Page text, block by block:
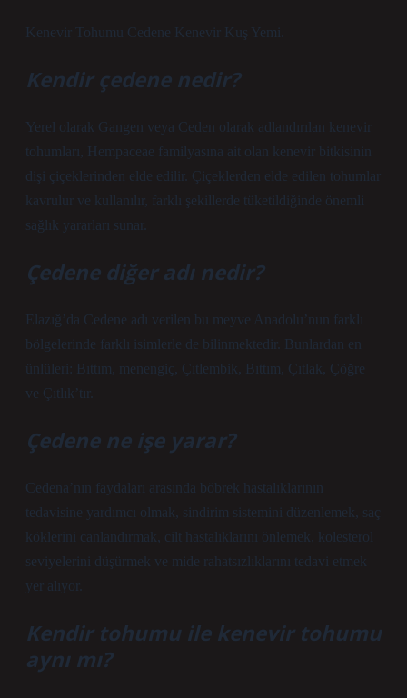
Kenevir Tohumu Cedene Kenevir Kuş Yemi.
Kendir çedene nedir?
Yerel olarak Gangen veya Ceden olarak adlandırılan kenevir
tohumları, Hempaceae familyasına ait olan kenevir bitkisinin
dişi çiçeklerinden elde edilir. Çiçeklerden elde edilen tohumlar
kavrulur ve kullanılır, farklı şekillerde tüketildiğinde önemli
sağlık yararları sunar.
Çedene diğer adı nedir?
Elazığ’da Cedene adı verilen bu meyve Anadolu’nun farklı
bölgelerinde farklı isimlerle de bilinmektedir. Bunlardan en
ünlüleri: Bıttım, menengiç, Çıtlembik, Bıttım, Çıtlak, Çöğre
ve Çıtlık’tır.
Çedene ne işe yarar?
Cedena’nın faydaları arasında böbrek hastalıklarının
tedavisine yardımcı olmak, sindirim sistemini düzenlemek, saç
köklerini canlandırmak, cilt hastalıklarını önlemek, kolesterol
seviyelerini düşürmek ve mide rahatsızlıklarını tedavi etmek
yer alıyor.
Kendir tohumu ile kenevir tohumu
aynı mı?